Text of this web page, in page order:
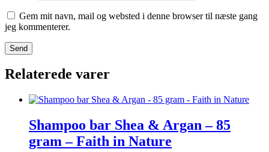
Gem mit navn, mail og websted i denne browser til næste gang
jeg kommenterer.
Relaterede varer
Shampoo bar Shea & Argan – 85
gram – Faith in Nature